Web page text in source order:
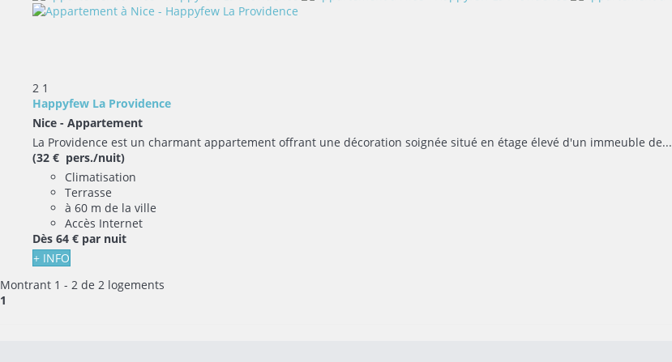
2 1
Happyfew La Providence
Nice - Appartement
La Providence est un charmant appartement offrant une décoration soignée situé en étage élevé d'un immeuble de...
(32 € pers./nuit)
Climatisation
Terrasse
à 60 m de la ville
Accès Internet
Dès 64 € par nuit
+ INFO
Montrant 1 - 2 de 2 logements
1